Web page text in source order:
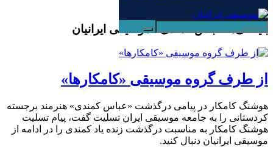
بایگانی‌ها عباس کمندی - موسیقی ایرانیان
از طرف گروه موسیقی «کامکار‌ها»
هوشنگ کامکار در پیامی درگذشت «عباس کمندی» هنرمند برجسته
کردستانی را به جامعه موسیقی ایران تسلیت گفت، پیام تسلیت
هوشنگ کامکار به مناسبت درگذشت زنده یاد کمندی را در ادامه از
موسیقی ایرانیان دنبال کنید.